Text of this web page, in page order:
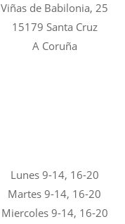
Viñas de Babilonia, 25
15179 Santa Cruz
A Coruña
Lunes 9-14, 16-20
Martes 9-14, 16-20
Miercoles 9-14, 16-20